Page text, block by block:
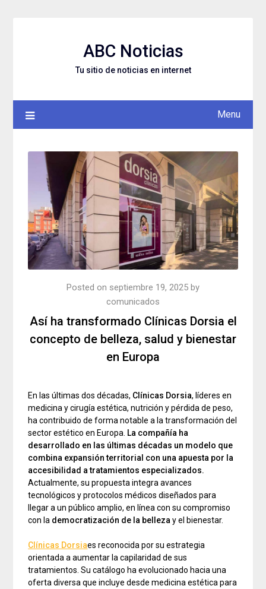
ABC Noticias
Tu sitio de noticias en internet
Menu
Así ha transformado Clínicas Dorsia el
concepto de belleza, salud y bienestar
en Europa
Posted on septiembre 19, 2025 by
comunicados
En las últimas dos décadas, Clínicas Dorsia, líderes en
medicina y cirugía estética, nutrición y pérdida de peso,
ha contribuido de forma notable a la transformación del
sector estético en Europa. La compañía ha
desarrollado en las últimas décadas un modelo que
combina expansión territorial con una apuesta por la
accesibilidad a tratamientos especializados.
Actualmente, su propuesta integra avances
tecnológicos y protocolos médicos diseñados para
llegar a un público amplio, en línea con su compromiso
con la democratización de la belleza y el bienestar.
Clínicas Dorsiaes reconocida por su estrategia
orientada a aumentar la capilaridad de sus
tratamientos. Su catálogo ha evolucionado hacia una
oferta diversa que incluye desde medicina estética para